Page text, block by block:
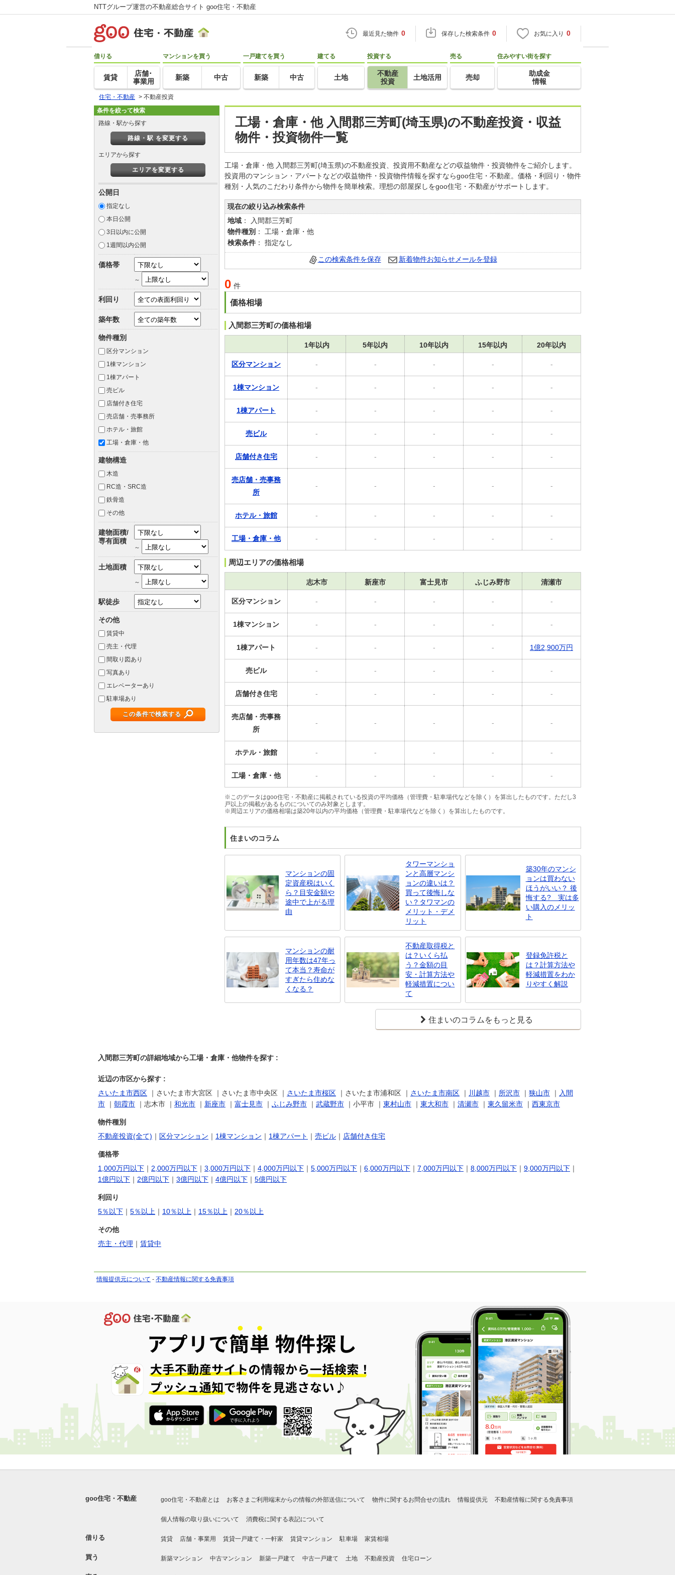
NTTグループ運営の不動産総合サイト goo住宅・不動産
最近見た物件 0 保存した検索条件 0 お気に入り 0
借りる
賃貸
店舗･
事業用
マンションを買う
新築 中古
一戸建てを買う
新築 中古
建てる
土地
投資する
不動産
投資
土地活用
売る
売却
住みやすい街を探す
助成金
情報
住宅・不動産 > 不動産投資
工場・倉庫・他 入間郡三芳町(埼玉県)の不動産投資・収益
物件・投資物件一覧
工場・倉庫・他 入間郡三芳町(埼玉県)の不動産投資、投資用不動産などの収益物件・投資物件をご紹介します。
投資用のマンション・アパートなどの収益物件・投資物件情報を探すならgoo住宅・不動産。価格・利回り・物件
種別・人気のこだわり条件から物件を簡単検索。理想の部屋探しをgoo住宅・不動産がサポートします。
現在の絞り込み検索条件
地域 ： 入間郡三芳町
物件種別 ： 工場・倉庫・他
検索条件 ： 指定なし
この検索条件を保存 新着物件お知らせメールを登録
0 件
価格相場
入間郡三芳町の価格相場
1年以内 5年以内 10年以内 15年以内 20年以内
区分マンション - - - - -
1棟マンション - - - - -
1棟アパート - - - - -
売ビル - - - - -
店舗付き住宅 - - - - -
売店舗・売事務
所
- - - - -
ホテル・旅館 - - - - -
工場・倉庫・他 - - - - -
周辺エリアの価格相場
志木市 新座市 富士見市 ふじみ野市 清瀬市
区分マンション - - - - -
1棟マンション - - - - -
1棟アパート - - - - 1億2,900万円
売ビル - - - - -
店舗付き住宅 - - - - -
売店舗・売事務
所
- - - - -
ホテル・旅館 - - - - -
工場・倉庫・他 - - - - -
※このデータはgoo住宅・不動産に掲載されている投資の平均価格（管理費・駐車場代などを除く）を算出したものです。ただし3
戸以上の掲載があるものについてのみ対象とします。
※周辺エリアの価格相場は築20年以内の平均価格（管理費・駐車場代などを除く）を算出したものです。
住まいのコラム
マンションの固
定資産税はいく
ら？目安金額や
途中で上がる理
由
タワーマンショ
ンと高層マンシ
ョンの違いは？
買って後悔しな
い？タワマンの
メリット・デメ
リット
築30年のマンシ
ョンは買わない
ほうがいい？ 後
悔する? 実は多
い購入のメリッ
ト
マンションの耐
用年数は47年っ
て本当？寿命が
すぎたら住めな
くなる？
不動産取得税と
は？いくら払
う？金額の目
安・計算方法や
軽減措置につい
て
登録免許税と
は？計算方法や
軽減措置をわか
りやすく解説
住まいのコラムをもっと見る
条件を絞って検索
路線・駅から探す
路線・駅 を変更する
エリアから探す
エリアを変更する
公開日
指定なし
本日公開
3日以内に公開
1週間以内公開
価格帯
～
利回り
築年数
物件種別
区分マンション
1棟マンション
1棟アパート
売ビル
店舗付き住宅
売店舗・売事務所
ホテル・旅館
工場・倉庫・他
建物構造
木造
RC造・SRC造
鉄骨造
その他
建物面積/
専有面積
～
土地面積
～
駅徒歩
その他
賃貸中
売主・代理
間取り図あり
写真あり
エレベーターあり
駐車場あり
この条件で検索する
入間郡三芳町の詳細地域から工場・倉庫・他物件を探す :
近辺の市区から探す :
さいたま市西区 ｜さいたま市大宮区 ｜さいたま市中央区 ｜ さいたま市桜区 ｜さいたま市浦和区 ｜ さいたま市南区 ｜ 川越市 ｜ 所沢市 ｜ 狭山市 ｜ 入間
市 ｜ 朝霞市 ｜志木市 ｜ 和光市 ｜ 新座市 ｜ 富士見市 ｜ ふじみ野市 ｜ 武蔵野市 ｜小平市 ｜ 東村山市 ｜ 東大和市 ｜ 清瀬市 ｜ 東久留米市 ｜ 西東京市
物件種別
不動産投資(全て) ｜ 区分マンション ｜ 1棟マンション ｜ 1棟アパート ｜ 売ビル ｜ 店舗付き住宅
価格帯
1,000万円以下 ｜ 2,000万円以下 ｜ 3,000万円以下 ｜ 4,000万円以下 ｜ 5,000万円以下 ｜ 6,000万円以下 ｜ 7,000万円以下 ｜ 8,000万円以下 ｜ 9,000万円以下 ｜
1億円以下 ｜ 2億円以下 ｜ 3億円以下 ｜ 4億円以下 ｜ 5億円以下
利回り
5％以下 ｜ 5％以上 ｜ 10％以上 ｜ 15％以上 ｜ 20％以上
その他
売主・代理 ｜ 賃貸中
情報提供元について - 不動産情報に関する免責事項
goo住宅・不動産 goo住宅・不動産とは お客さまご利用端末からの情報の外部送信について 物件に関するお問合せの流れ 情報提供元 不動産情報に関する免責事項
個人情報の取り扱いについて 消費税に関する表記について
借りる 賃貸 店舗・事業用 賃貸一戸建て・一軒家 賃貸マンション 駐車場 家賃相場
買う 新築マンション 中古マンション 新築一戸建て 中古一戸建て 土地 不動産投資 住宅ローン